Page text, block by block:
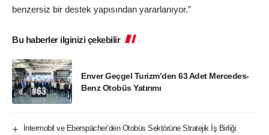
benzersiz bir destek yapısından yararlanıyor.”
Bu haberler ilginizi çekebilir
Enver Geçgel Turizm’den 63 Adet Mercedes-
Benz Otobüs Yatırımı
İntermobil ve Eberspächer’den Otobüs Sektörüne Stratejik İş Birliği